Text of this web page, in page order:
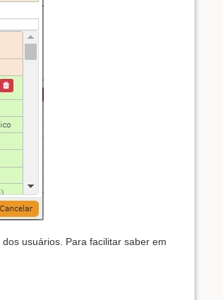
usuários. Para facilitar saber em